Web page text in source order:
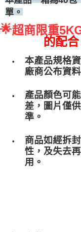
每筆NT$250
單。
🌟超商限重
的配
本產品規格
廠商公布資
產品顏色可
差，圖片僅
準。
商品如經拆
性，及失去
用。